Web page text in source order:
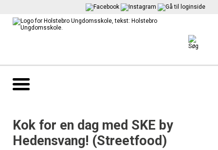
Kok for en dag med SKE by
Hedensvang! (Streetfood)